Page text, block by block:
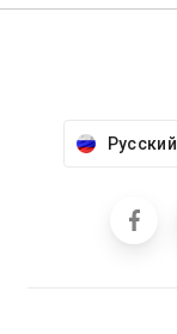
Русский